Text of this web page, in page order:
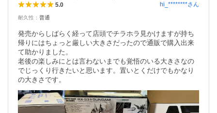
5.0 hi_********さん
耐久性 ： 普通
発売からしばらく経って店頭でチラホラ見かけますが持ち
帰りにはちょっと厳しい大きさだったので通販で購入出来
て助かりました。
老後の楽しみにとは言わないまでも覚悟のいる大きさなの
でじっくり行きたいと思います。置いとくだけでもかなり
の大きさです。